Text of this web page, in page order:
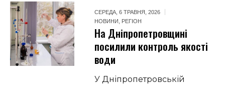
СЕРЕДА, 6 ТРАВНЯ, 2026
НОВИНИ
РЕГІОН
На Дніпропетровщині
посилили контроль якості
води
У Дніпропетровській